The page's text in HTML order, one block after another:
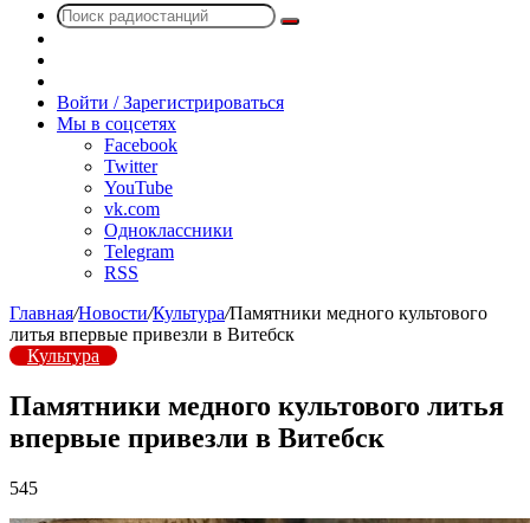
Поиск
радио
Войти / Зарегистрироваться
Мы в соцсетях
Facebook
Twitter
YouTube
vk.com
Одноклассники
Telegram
RSS
Главная/Новости/Культура/Памятники медного культового
литья впервые привезли в Витебск
Культура
Памятники медного культового литья
впервые привезли в Витебск
545